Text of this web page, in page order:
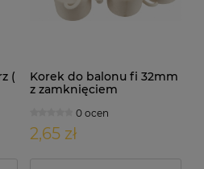
(
Korek do balonu fi 32mm
z zamknięciem
0 ocen
2,65 zł